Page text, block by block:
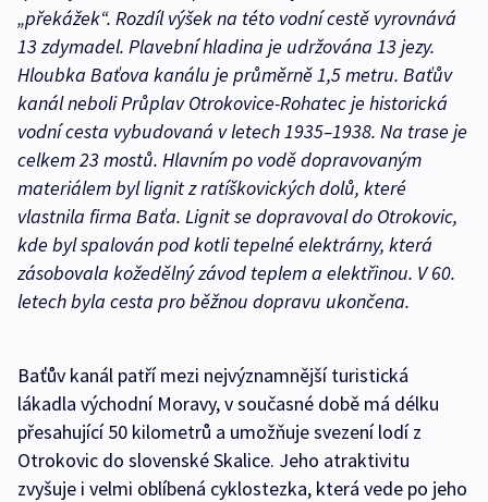
„překážek“. Rozdíl výšek na této vodní cestě vyrovnává
13 zdymadel. Plavební hladina je udržována 13 jezy.
Hloubka Baťova kanálu je průměrně 1,5 metru. Baťův
kanál neboli Průplav Otrokovice-Rohatec je historická
vodní cesta vybudovaná v letech 1935–1938. Na trase je
celkem 23 mostů. Hlavním po vodě dopravovaným
materiálem byl lignit z ratíškovických dolů, které
vlastnila firma Baťa. Lignit se dopravoval do Otrokovic,
kde byl spalován pod kotli tepelné elektrárny, která
zásobovala kožedělný závod teplem a elektřinou. V 60.
letech byla cesta pro běžnou dopravu ukončena.
Baťův kanál patří mezi nejvýznamnější turistická
lákadla východní Moravy, v současné době má délku
přesahující 50 kilometrů a umožňuje svezení lodí z
Otrokovic do slovenské Skalice. Jeho atraktivitu
zvyšuje i velmi oblíbená cyklostezka, která vede po jeho